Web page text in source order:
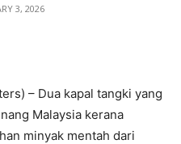
3, 2026
– Dua kapal tangki yang
Malaysia kerana
minyak mentah dari